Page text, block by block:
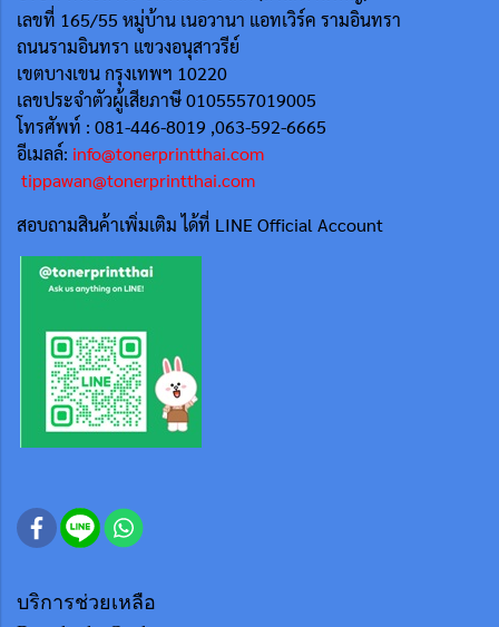
เลขที่ 165/55 หมู่บ้าน เนอวานา แอทเวิร์ค รามอินทรา
ถนนรามอินทรา แขวงอนุสาวรีย์
เขตบางเขน กรุงเทพฯ 10220
เลขประจำตัวผู้เสียภาษี 0105557019005
โทรศัพท์ : 081-446-8019 ,063-592-6665
อีเมลล์: info@tonerprintthai.com
tippawan@tonerprintthai.com
สอบถามสินค้าเพิ่มเติม ได้ที่ LINE Official Account
บริการช่วยเหลือ